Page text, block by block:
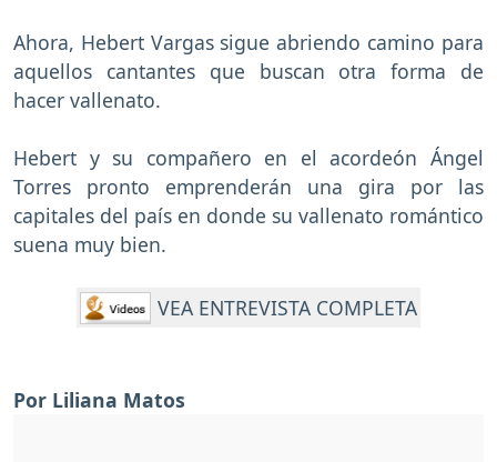
Ahora, Hebert Vargas sigue abriendo camino para
aquellos cantantes que buscan otra forma de
hacer vallenato.
Hebert y su compañero en el acordeón Ángel
Torres pronto emprenderán una gira por las
capitales del país en donde su vallenato romántico
suena muy bien.
VEA ENTREVISTA COMPLETA
Por Liliana Matos